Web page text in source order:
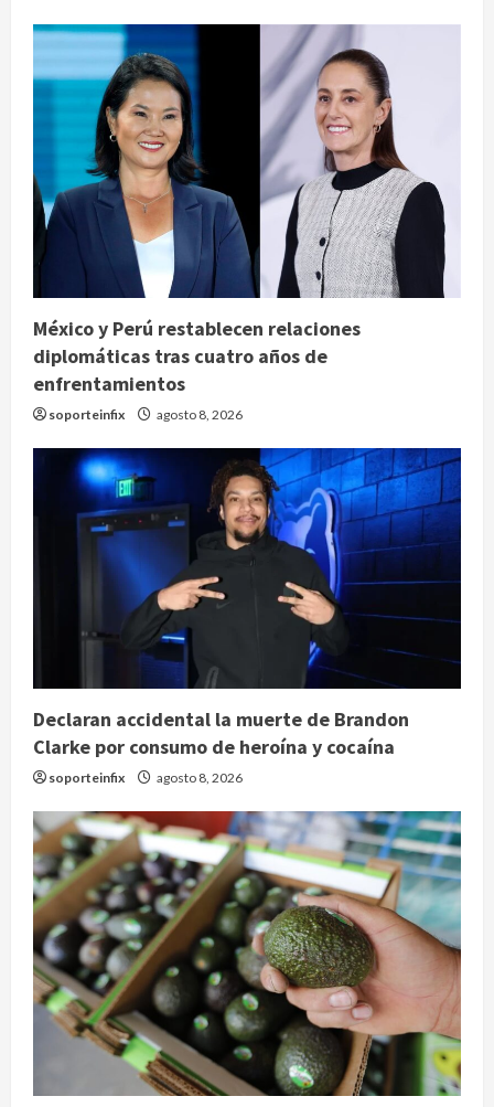
México y Perú restablecen relaciones
diplomáticas tras cuatro años de
enfrentamientos
soporteinfix agosto 8, 2026
Declaran accidental la muerte de Brandon
Clarke por consumo de heroína y cocaína
soporteinfix agosto 8, 2026